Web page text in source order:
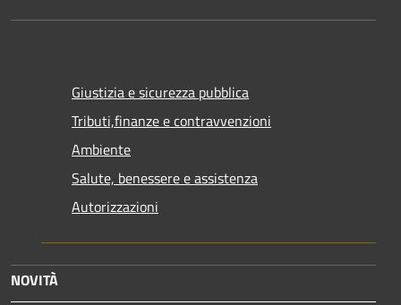
Giustizia e sicurezza pubblica
Tributi,finanze e contravvenzioni
Ambiente
Salute, benessere e assistenza
Autorizzazioni
NOVITÀ